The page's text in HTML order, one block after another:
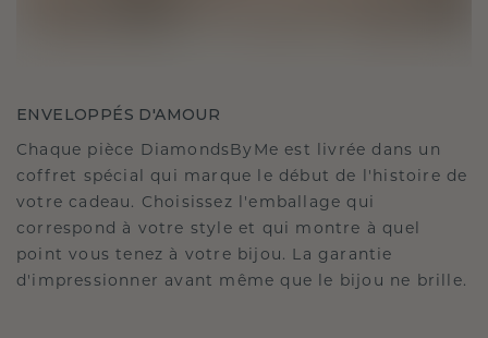
ENVELOPPÉS D'AMOUR
Chaque pièce DiamondsByMe est livrée dans un
coffret spécial qui marque le début de l'histoire de
votre cadeau. Choisissez l'emballage qui
correspond à votre style et qui montre à quel
point vous tenez à votre bijou. La garantie
d'impressionner avant même que le bijou ne brille.